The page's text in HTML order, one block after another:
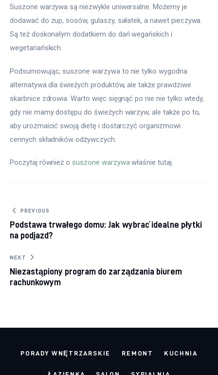
Suszone warzywa są niezwykle uniwersalne. Możemy je
dodawać do zup, sosów, gulaszy, sałatek, a nawet pieczywa.
Są też doskonałym dodatkiem do dań wegańskich i
wegetariańskich.
Podsumowując, suszone warzywa to nie tylko wygodna
alternatywa dla świeżych produktów, ale także prawdziwe
skarbnice zdrowia. Warto więc sięgnąć po nie nie tylko wtedy,
gdy nie mamy dostępu do świeżych warzyw, ale także po to,
aby urozmaicić swoją dietę i dostarczyć organizmowi
cennych składników odżywczych.
Poczytaj również o suszone warzywa właśnie tutaj.
Nawigacja wpisu
PREVIOUS
Podstawa trwałego domu: Jak wybrać idealne płytki
na podjazd?
NEXT
Niezastąpiony program do zarządzania biurem
rachunkowym
PORADY WNĘTRZARSKIE REMONT KUCHNIA